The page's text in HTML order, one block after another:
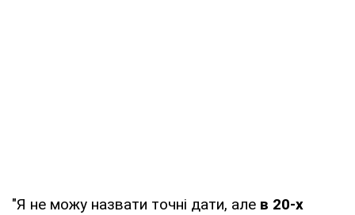
"Я не можу назвати точні дати, але в 20-х